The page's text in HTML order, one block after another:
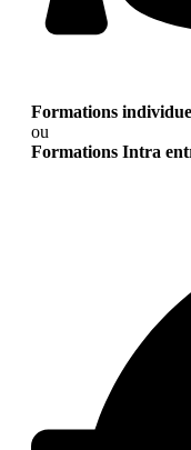
Formations
ou
Formations Intra